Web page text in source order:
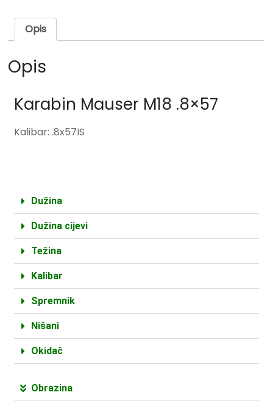
Opis
Opis
Karabin Mauser M18 .8×57
Kalibar: .8x57IS
Dužina
Dužina cijevi
Težina
Kalibar
Spremnik
Nišani
Okidač
Obrazina